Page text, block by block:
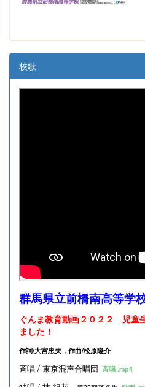
校歌
群馬県立前橋南高等学
ぐんま教育動画２０２２ 児童
ました！
作詞/大宮忠夫，作曲/松原隆介
斉唱 / 東京混声合唱団 斉唱 .mp4